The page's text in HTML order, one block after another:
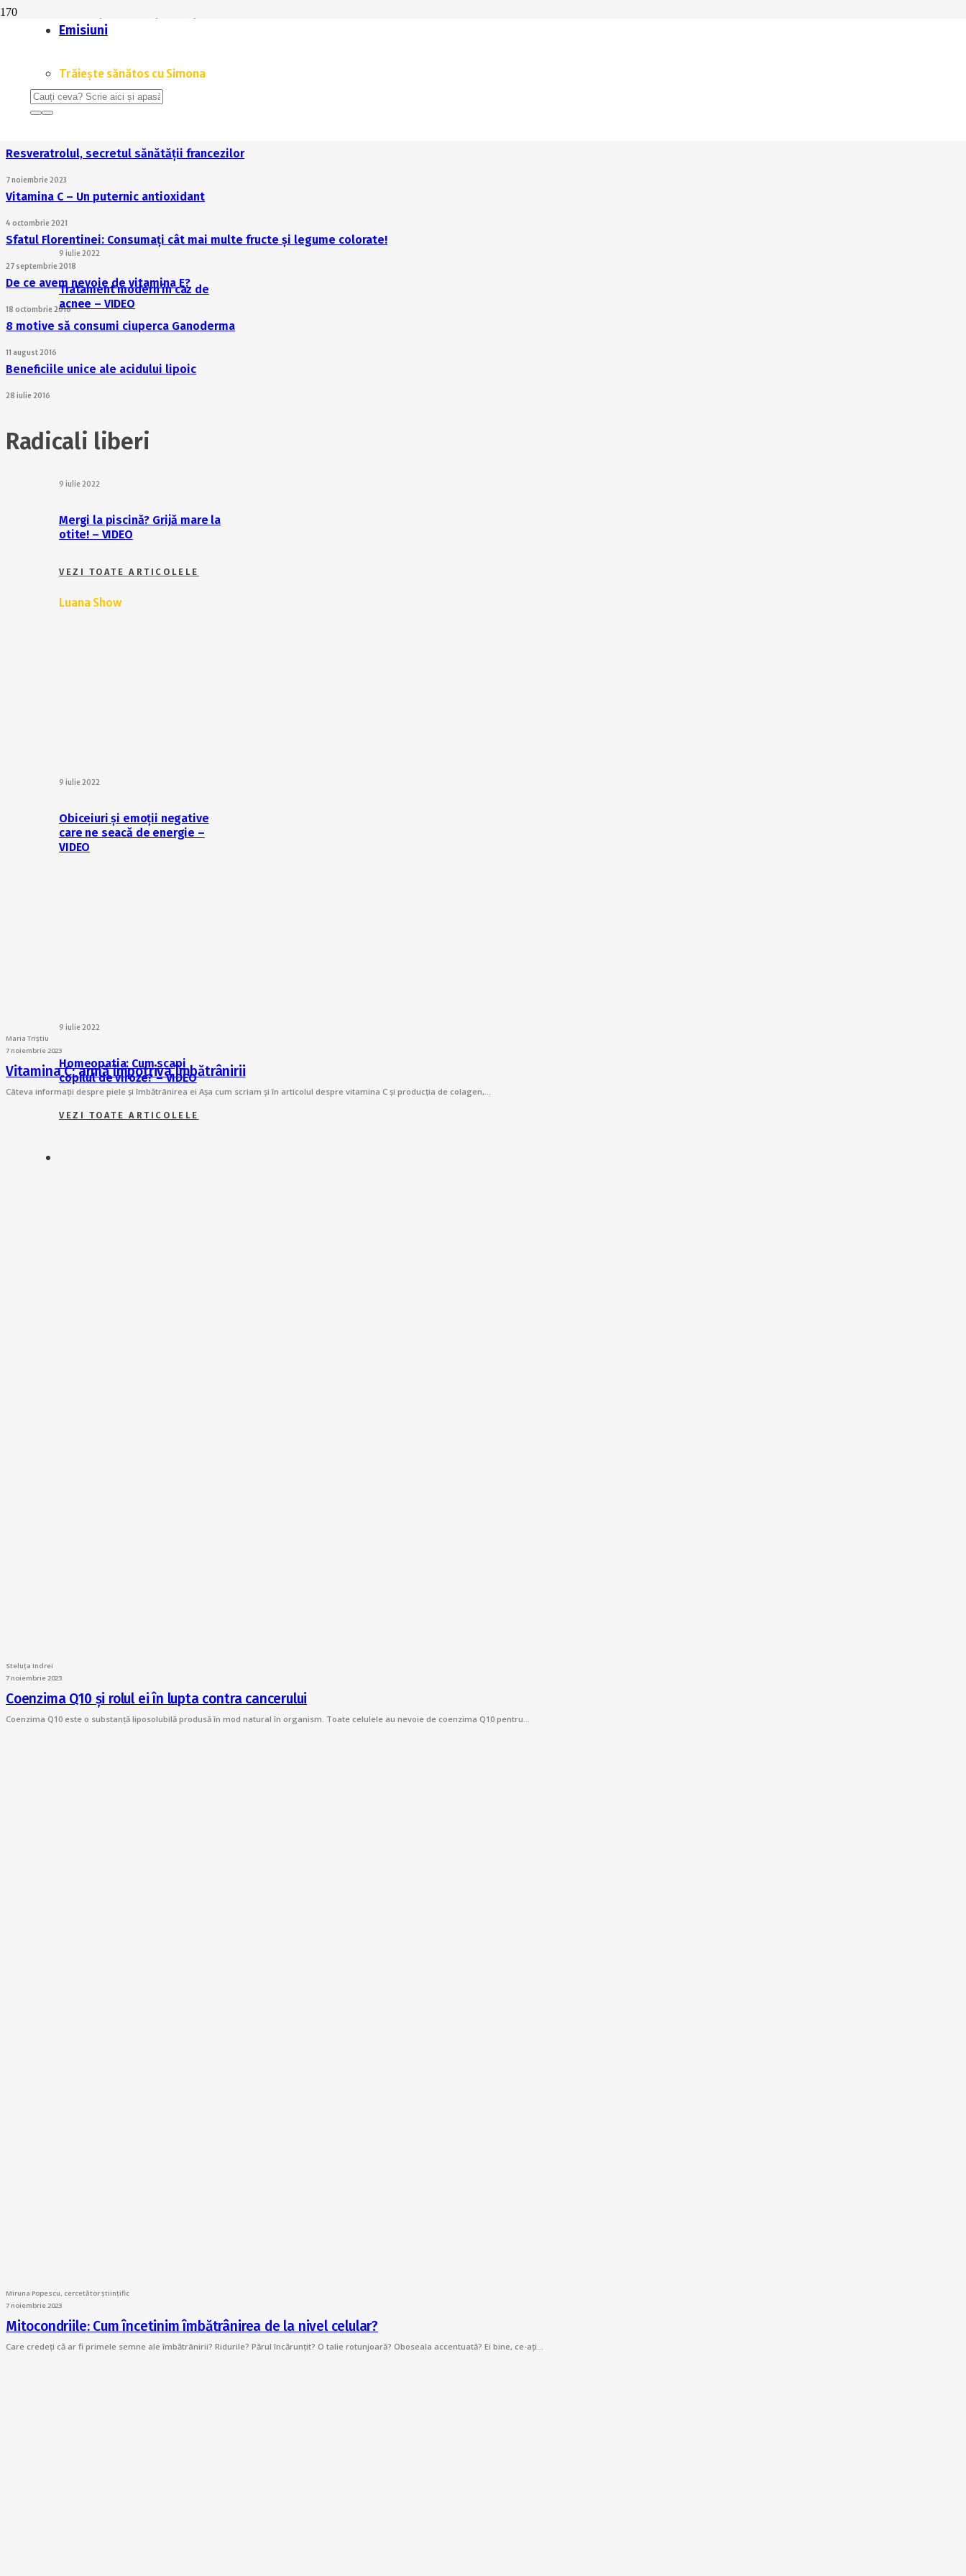
Emisiuni
Trăiește sănătos cu Simona
9 iulie 2022
Tratament modern în caz de
acnee – VIDEO
9 iulie 2022
Mergi la piscină? Grijă mare la
otite! – VIDEO
VEZI TOATE ARTICOLELE
Luana Show
9 iulie 2022
Obiceiuri și emoții negative
care ne seacă de energie –
VIDEO
9 iulie 2022
Homeopatia: Cum scapi
copilul de viroze? – VIDEO
VEZI TOATE ARTICOLELE
Vitamina C: armă împotriva îmbătrânirii
Coenzima Q10 și rolul ei în lupta contra cancerului
7 noiembrie 2023
Mitocondriile: Cum încetinim îmbătrânirea de la nivel celular?
Resveratrolul, secretul sănătății francezilor
7 noiembrie 2023
Vitamina C – Un puternic antioxidant
4 octombrie 2021
Sfatul Florentinei: Consumați cât mai multe fructe și legume colorate!
27 septembrie 2018
De ce avem nevoie de vitamina E?
18 octombrie 2016
8 motive să consumi ciuperca Ganoderma
11 august 2016
Beneficiile unice ale acidului lipoic
28 iulie 2016
Radicali liberi
Maria Triștiu
7 noiembrie 2023
Vitamina C: armă împotriva îmbătrânirii
Câteva informații despre piele și îmbătrânirea ei Așa cum scriam și în articolul despre vitamina C și producția de colagen,…
Steluța Indrei
7 noiembrie 2023
Coenzima Q10 și rolul ei în lupta contra cancerului
Coenzima Q10 este o substanță liposolubilă produsă în mod natural în organism. Toate celulele au nevoie de coenzima Q10 pentru…
Miruna Popescu, cercetător științific
7 noiembrie 2023
Mitocondriile: Cum încetinim îmbătrânirea de la nivel celular?
Care credeți că ar fi primele semne ale îmbătrânirii? Ridurile? Părul încărunțit? O talie rotunjoară? Oboseala accentuată? Ei bine, ce-ați…